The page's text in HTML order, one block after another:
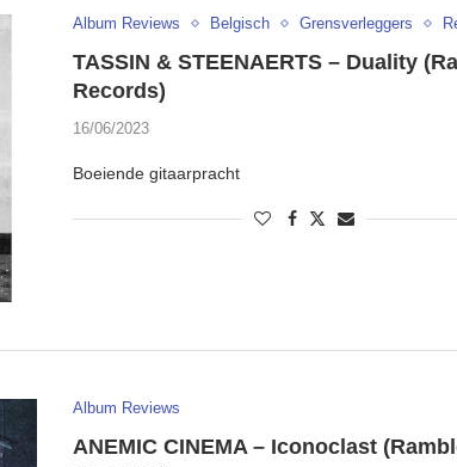
Album Reviews Belgisch Grensverleggers
TASSIN & STEENAERTS – Duality
Records)
16/06/2023
Boeiende gitaarpracht
Album Reviews
ANEMIC CINEMA – Iconoclast